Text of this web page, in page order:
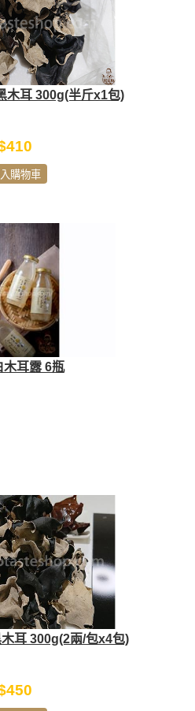
木耳 300g(半斤x1包)
購物車
木耳露 6瓶
耳 300g(2兩/包x4包)